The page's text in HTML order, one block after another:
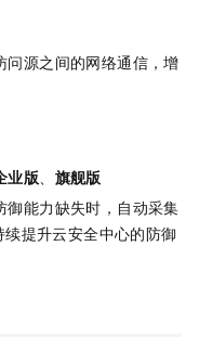
问源之间的网络通信，增
业版
旗舰版
御能力缺失时，自动采集
提升云安全中心的防御